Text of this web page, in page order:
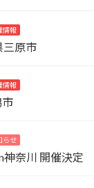
情報
三原市
情報
市
らせ
神奈川 開催決定